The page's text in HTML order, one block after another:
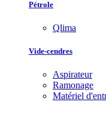
Pétrole
Qlima
Vide-cendres
Aspirateur
Ramonage
Matériel